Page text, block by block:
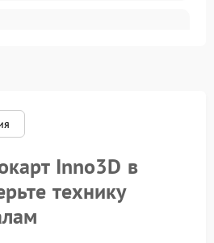
Inno3D в
технику